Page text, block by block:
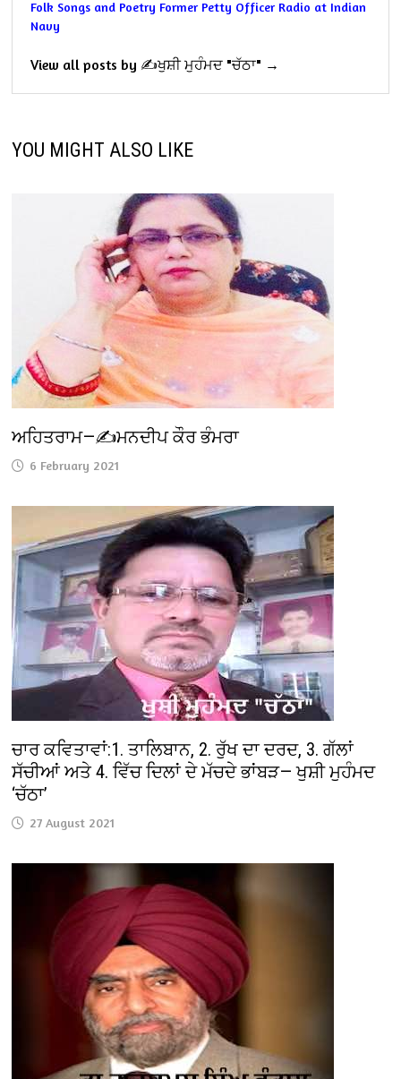
Folk Songs and Poetry Former Petty Officer Radio at Indian
Navy
View all posts by ✍️ਖੁਸ਼ੀ ਮੁਹੰਮਦ "ਚੱਠਾ" →
YOU MIGHT ALSO LIKE
ਅਹਿਤਰਾਮ—✍️ਮਨਦੀਪ ਕੌਰ ਭੰਮਰਾ
6 February 2021
ਚਾਰ ਕਵਿਤਾਵਾਂ:1. ਤਾਲਿਬਾਨ, 2. ਰੁੱਖ ਦਾ ਦਰਦ, 3. ਗੱਲਾਂ
ਸੱਚੀਆਂ ਅਤੇ 4. ਵਿੱਚ ਦਿਲਾਂ ਦੇ ਮੱਚਦੇ ਭਾਂਬੜ— ਖੁਸ਼ੀ ਮੁਹੰਮਦ
‘ਚੱਠਾ’
27 August 2021